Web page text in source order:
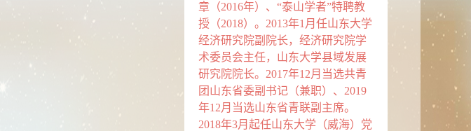
章（2016年）、“泰山学者”特聘教
授（2018）。2013年1月任山东大学
经济研究院副院长，经济研究院学
术委员会主任，山东大学县域发展
研究院院长。2017年12月当选共青
团山东省委副书记（兼职）、2019
年12月当选山东省青联副主席。
2018年3月起任山东大学（威海）党